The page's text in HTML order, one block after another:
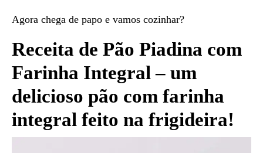
Agora chega de papo e vamos cozinhar?
Receita de Pão Piadina com
Farinha Integral – um
delicioso pão com farinha
integral feito na frigideira!